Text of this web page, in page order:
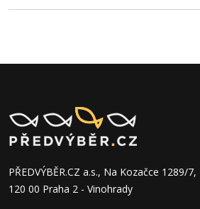
PŘEDVÝBĚR.CZ a.s., Na Kozačce 1289/7,
120 00 Praha 2 - Vinohrady